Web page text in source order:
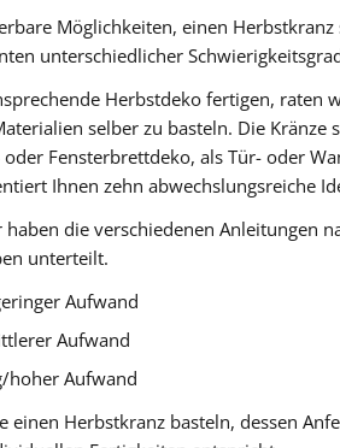
Möglichkeiten, einen
unterschiedlicher
Herbstdeko fertigen, raten
selber zu basteln. Die Kränze
oder Fensterbrettdeko, als Tür- oder
Ihnen zehn abwechslungsreiche
haben die verschiedenen Anleitungen
unterteilt.
Aufwand
Aufwand
hoher Aufwand
einen Herbstkranz basteln, dessen